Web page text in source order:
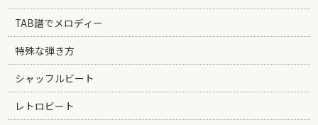
TAB譜でメロディー
特殊な弾き方
シャッフルビート
レトロビート